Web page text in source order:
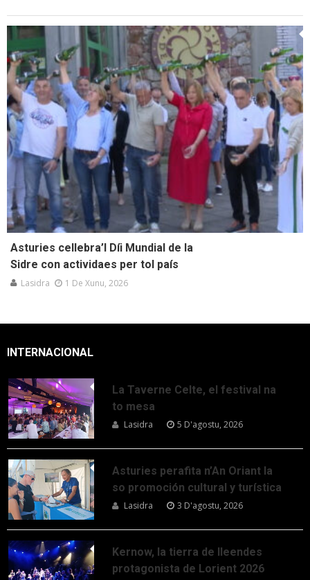
Asturies cellebra’l Díi Mundial de la
Sidre con actividaes per tol país
Lasidra 1 De Xunu, 2026
INTERNACIONAL
La Taverne Celte, el festival na
to mesa
Lasidra 5 D'agostu, 2026
Asturies perafita n’An Oriant la
so promoción cultural y turística
Lasidra 3 D'agostu, 2026
Kernow, la tierra de lleendes
protagonista de Lorient 2026